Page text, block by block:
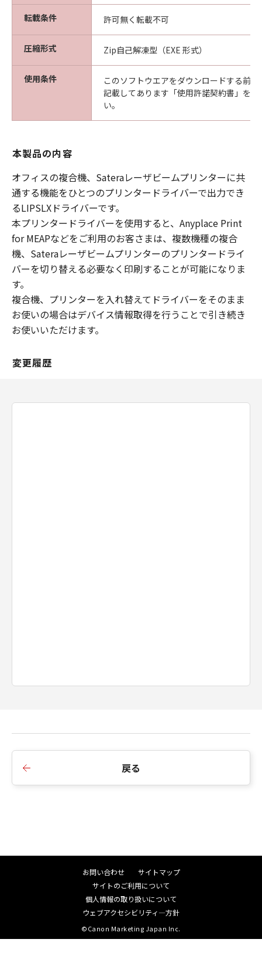
転載条件 許可無く転載不可
圧縮形式 Zip自己解凍型（EXE 形式）
使用条件
このソフトウエアをダウンロードする前
記載してあります「使用許諾契約書」を
い。
本製品の内容
オフィスの複合機、Sateraレーザビームプリンターに共
通する機能をひとつのプリンタードライバーで出力でき
るLIPSLXドライバーです。
本プリンタードライバーを使用すると、Anyplace Print
for MEAPなどをご利用のお客さまは、複数機種の複合
機、Sateraレーザビームプリンターのプリンタードライ
バーを切り替える必要なく印刷することが可能になりま
す。
複合機、プリンターを入れ替えてドライバーをそのまま
お使いの場合はデバイス情報取得を行うことで引き続き
お使いいただけます。
変更履歴
戻る
お問い合わせ
サイトマップ
サイトのご利用について
個人情報の取り扱いについて
ウェブアクセシビリティ―方針
©Canon Marketing Japan Inc.